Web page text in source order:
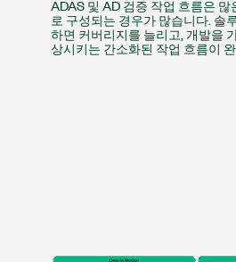
ADAS 및 AD 검증 작업 흐름은 많
로 구성되는 경우가 많습니다. 솔
하면 커버리지를 늘리고, 개발을
상시키는 간소화된 작업 흐름이